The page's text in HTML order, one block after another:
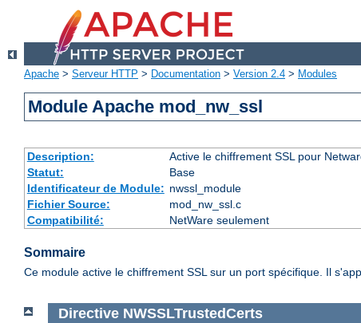
Apache > Serveur HTTP > Documentation > Version 2.4 > Modules
Module Apache mod_nw_ssl
Description:
Active le chiffrement SSL pour
Statut:
Base
Identificateur de Module: nwssl_module
Fichier Source:
mod_nw_ssl.c
Compatibilité:
NetWare seulement
Sommaire
Ce module active le chiffrement SSL sur un port spécifique. Il
Directive NWSSLTrustedCerts